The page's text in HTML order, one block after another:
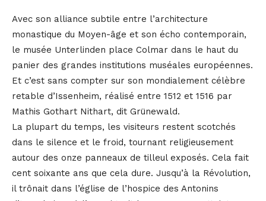
Avec son alliance subtile entre l’architecture
monastique du Moyen-âge et son écho contemporain,
le musée Unterlinden place Colmar dans le haut du
panier des grandes institutions muséales européennes.
Et c’est sans compter sur son mondialement célèbre
retable d’Issenheim, réalisé entre 1512 et 1516 par
Mathis Gothart Nithart, dit Grünewald.
La plupart du temps, les visiteurs restent scotchés
dans le silence et le froid, tournant religieusement
autour des onze panneaux de tilleul exposés. Cela fait
cent soixante ans que cela dure. Jusqu’à la Révolution,
il trônait dans l’église de l’hospice des Antonins